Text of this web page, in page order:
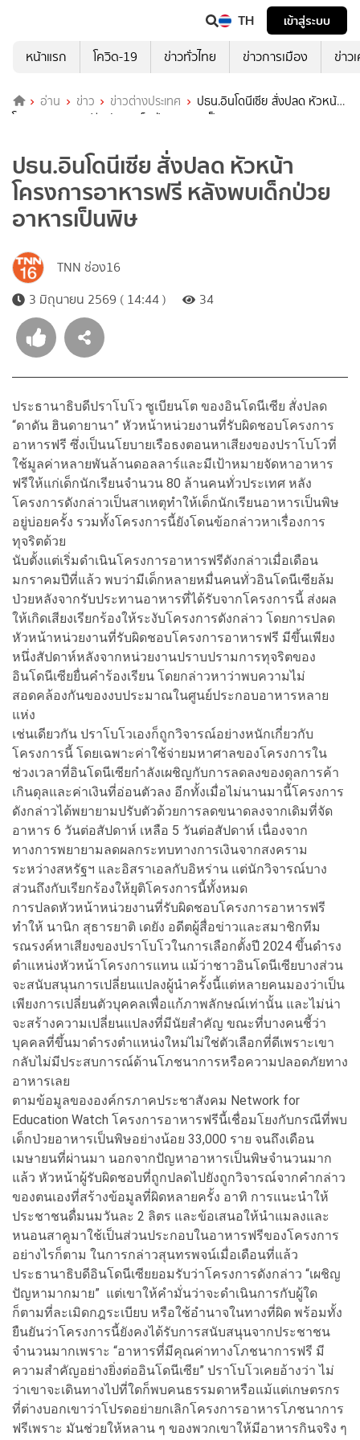
TH
เข้าสู่ระบบ
หน้าแรก
โควิด-19 ข่าวทั่วไทย ข่าวการเมือง ข่าว
อ่าน ข่าว ข่าวต่างประเทศ
ปธน.อินโดนีเซีย สั่งปลด หัวหน้า
โครงการอาหารฟรี หลังพบเด็กป่วยอาหารเป็นพิษ
ปธน.อินโดนีเซีย สั่งปลด หัวหน้า
โครงการอาหารฟรี หลังพบเด็กป่วย
อาหารเป็นพิษ
TNN ช่อง16
3 มิถุนายน 2569 ( 14:44 )
34
ประธานาธิบดีปราโบโว ซูเบียนโต ของอินโดนีเซีย สั่งปลด
“ดาดัน ฮินดายานา” หัวหน้าหน่วยงานที่รับผิดชอบโครงการ
อาหารฟรี ซึ่งเป็นนโยบายเรือธงตอนหาเสียงของปราโบโวที่
ใช้มูลค่าหลายพันล้านดอลลาร์และมีเป้าหมายจัดหาอาหาร
ฟรีให้แก่เด็กนักเรียนจำนวน 80 ล้านคนทั่วประเทศ หลัง
โครงการดังกล่าวเป็นสาเหตุทำให้เด็กนักเรียนอาหารเป็นพิษ
อยู่บ่อยครั้ง รวมทั้งโครงการนี้ยังโดนข้อกล่าวหาเรื่องการ
ทุจริตด้วย
นับตั้งแต่เริ่มดำเนินโครงการอาหารฟรีดังกล่าวเมื่อเดือน
มกราคมปีที่แล้ว พบว่ามีเด็กหลายหมื่นคนทั่วอินโดนีเซียล้ม
ป่วยหลังจากรับประทานอาหารที่ได้รับจากโครงการนี้ ส่งผล
ให้เกิดเสียงเรียกร้องให้ระงับโครงการดังกล่าว โดยการปลด
หัวหน้าหน่วยงานที่รับผิดชอบโครงการอาหารฟรี มีขึ้นเพียง
หนึ่งสัปดาห์หลังจากหน่วยงานปราบปรามการทุจริตของ
อินโดนีเซียยื่นคำร้องเรียน โดยกล่าวหาว่าพบความไม่
สอดคล้องกันของงบประมาณในศูนย์ประกอบอาหารหลาย
แห่ง
เช่นเดียวกัน ปราโบโวเองก็ถูกวิจารณ์อย่างหนักเกี่ยวกับ
โครงการนี้ โดยเฉพาะค่าใช้จ่ายมหาศาลของโครงการใน
ช่วงเวลาที่อินโดนีเซียกำลังเผชิญกับการลดลงของดุลการค้า
เกินดุลและค่าเงินที่อ่อนตัวลง อีกทั้งเมื่อไม่นานมานี้โครงการ
ดังกล่าวได้พยายามปรับตัวด้วยการลดขนาดลงจากเดิมที่จัด
อาหาร 6 วันต่อสัปดาห์ เหลือ 5 วันต่อสัปดาห์ เนื่องจาก
ทางการพยายามลดผลกระทบทางการเงินจากสงคราม
ระหว่างสหรัฐฯ และอิสราเอลกับอิหร่าน แต่นักวิจารณ์บาง
ส่วนถึงกับเรียกร้องให้ยุติโครงการนี้ทั้งหมด
การปลดหัวหน้าหน่วยงานที่รับผิดชอบโครงการอาหารฟรี
ทำให้ นานิก สุธารยาติ เดยัง อดีตผู้สื่อข่าวและสมาชิกทีม
รณรงค์หาเสียงของปราโบโวในการเลือกตั้งปี 2024 ขึ้นดำรง
ตำแหน่งหัวหน้าโครงการแทน แม้ว่าชาวอินโดนีเซียบางส่วน
จะสนับสนุนการเปลี่ยนแปลงผู้นำครั้งนี้แต่หลายคนมองว่าเป็น
เพียงการเปลี่ยนตัวบุคคลเพื่อแก้ภาพลักษณ์เท่านั้น และไม่น่า
จะสร้างความเปลี่ยนแปลงที่มีนัยสำคัญ ขณะที่บางคนชี้ว่า
บุคคลที่ขึ้นมาดำรงตำแหน่งใหม่ไม่ใช่ตัวเลือกที่ดีเพราะเขา
กลับไม่มีประสบการณ์ด้านโภชนาการหรือความปลอดภัยทาง
อาหารเลย
ตามข้อมูลขององค์กรภาคประชาสังคม Network for
Education Watch โครงการอาหารฟรีนี้เชื่อมโยงกับกรณีที่พบ
เด็กป่วยอาหารเป็นพิษอย่างน้อย 33,000 ราย จนถึงเดือน
เมษายนที่ผ่านมา นอกจากปัญหาอาหารเป็นพิษจำนวนมาก
แล้ว หัวหน้าผู้รับผิดชอบที่ถูกปลดไปยังถูกวิจารณ์จากคำกล่าว
ของตนเองที่สร้างข้อมูลที่ผิดหลายครั้ง อาทิ การแนะนำให้
ประชาชนดื่มนมวันละ 2 ลิตร และข้อเสนอให้นำแมลงและ
หนอนสาคูมาใช้เป็นส่วนประกอบในอาหารฟรีของโครงการ
อย่างไรก็ตาม ในการกล่าวสุนทรพจน์เมื่อเดือนที่แล้ว
ประธานาธิบดีอินโดนีเซียยอมรับว่าโครงการดังกล่าว “เผชิญ
ปัญหามากมาย” แต่เขาให้คำมั่นว่าจะดำเนินการกับผู้ใด
ก็ตามที่ละเมิดกฎระเบียบ หรือใช้อำนาจในทางที่ผิด พร้อมทั้ง
ยืนยันว่าโครงการนี้ยังคงได้รับการสนับสนุนจากประชาชน
จำนวนมากเพราะ “อาหารที่มีคุณค่าทางโภชนาการฟรี มี
ความสำคัญอย่างยิ่งต่ออินโดนีเซีย” ปราโบโวเคยอ้างว่า ไม่
ว่าเขาจะเดินทางไปที่ใดก็พบคนธรรมดาหรือแม้แต่เกษตรกร
ที่ต่างบอกเขาว่าโปรดอย่ายกเลิกโครงการอาหารโภชนาการ
ฟรีเพราะ มันช่วยให้หลาน ๆ ของพวกเขาให้มีอาหารกินจริง ๆ